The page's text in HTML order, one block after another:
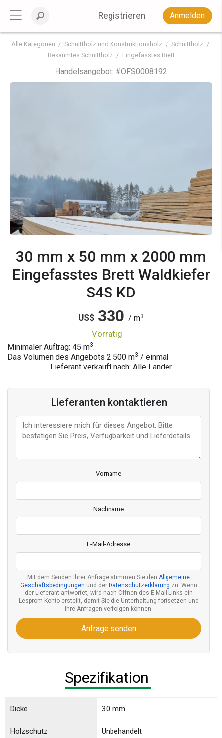
Registrieren Anmelden
Alle Kategorien Schnittholz und Konstruktionsholz
Schnittholz
Besäumtes Schnittholz
Eingefasstes Brett
Handelsangebot: #OFS0008192
30 mm x 50 mm x 2000 mm
Eingefasstes Brett Waldkiefer
S4S KD
US$ 330 / m3
vorrätig
Minimaler Auftrag: 45 m3.
Das Volumen des Angebots 2 500 m3 / einmal
Lieferant verkauft nach: Alle Länder
Lieferanten kontaktieren
Vorname
Nachname
E-Mail-Adresse
Mit dem Senden Ihrer Anfrage stimmen Sie den Allgemeine
Geschäftsbedingungen und der Datenschutzerklärung zu. Wenn
der Lieferant antwortet, wird nach Öffnen des E-Mail-Links ein
Lesprom-Konto erstellt, damit Sie die Unterhaltung fortsetzen und
Ihre Anfragen verfolgen können.
Anfrage senden
Spezifikation
Dicke 30 mm
Holzschutz Unbehandelt